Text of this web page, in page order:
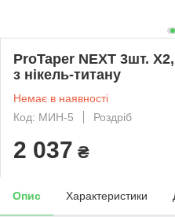
ProTaper NEXT 3шт.
з нікель-титану
Немає в наявності
Код: МИН-5
Роздріб
2 037 ₴
Опис Характеристики